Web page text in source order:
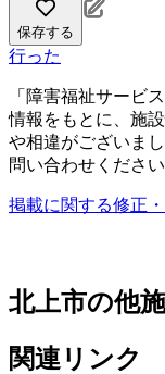
保存する
行った
「障害福祉サービ
情報をもとに、施
や相違がございま
問い合わせください
掲載に関する修正
北上市の他
関連リンク